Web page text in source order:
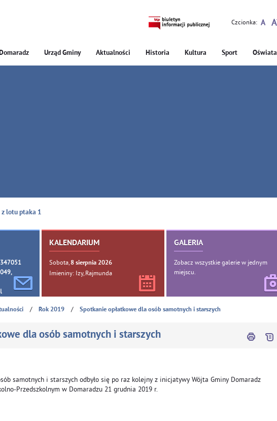
Czcionka:
Urząd Gminy Aktualności Historia Kultura Sport Oświata
z lotu ptaka 1
KALENDARIUM
Sobota, 8sierpnia 2026
Imieniny: Izy, Rajmunda
GALERIA
Zobacz wszystkie galerie w jednym
miejscu.
/ Rok 2019 / Spotkanie opłatkowe dla osób samotnych i starszych
dla osób samotnych i starszych
samotnych i starszych odbyło się po raz kolejny z inicjatywy Wójta Gminy Domaradz
Przedszkolnym w Domaradzu 21 grudnia 2019 r.